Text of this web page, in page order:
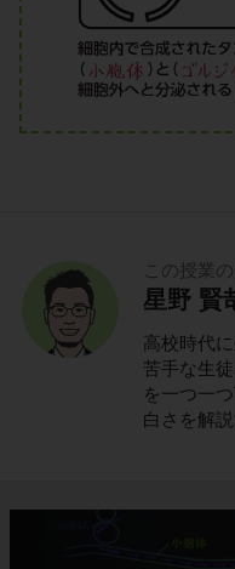
この授業の
星野 賢
高校時代
苦手な生
を一つ一
白さを解説